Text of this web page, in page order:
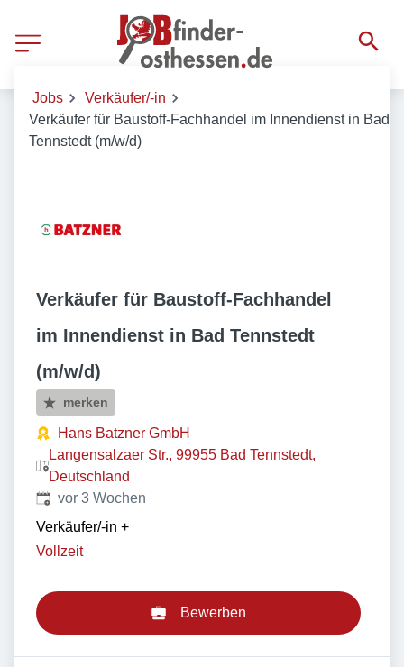
Jobs
Verkäufer/-in
Verkäufer für Baustoff-Fachhandel im Innendienst in Bad
Tennstedt (m/w/d)
Verkäufer für Baustoff-Fachhandel
im Innendienst in Bad Tennstedt
(m/w/d)
merken
Hans Batzner GmbH
Langensalzaer Str., 99955 Bad Tennstedt,
Deutschland
Veröffentlicht:
vor 3 Wochen
Verkäufer/-in +
Vollzeit
Bewerben